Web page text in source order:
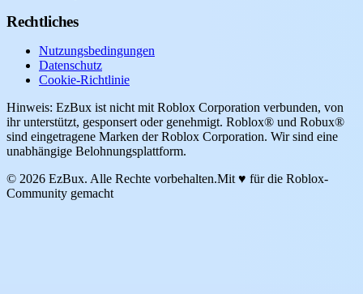
Rechtliches
Nutzungsbedingungen
Datenschutz
Cookie-Richtlinie
Hinweis: EzBux ist nicht mit Roblox Corporation verbunden, von
ihr unterstützt, gesponsert oder genehmigt. Roblox® und Robux®
sind eingetragene Marken der Roblox Corporation. Wir sind eine
unabhängige Belohnungsplattform.
© 2026 EzBux. Alle Rechte vorbehalten.Mit ♥ für die Roblox-
Community gemacht